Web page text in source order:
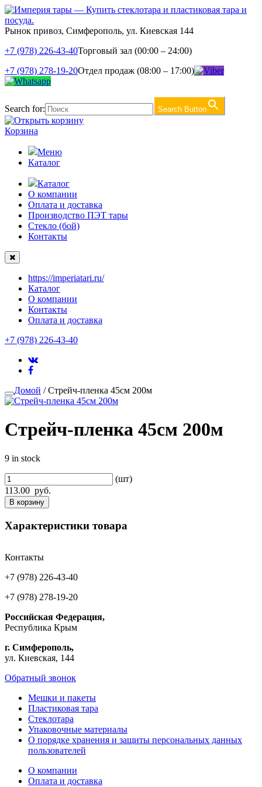
Рынок привоз, Симферополь, ул. Киевская 144
+7 (978) 226-43-40Торговый зал (00:00 – 24:00)
+7 (978) 278-19-20Отдел продаж (08:00 – 17:00)
Search for: Search Button
Корзина
Меню
Каталог
Каталог
О компании
Оплата и доставка
Производство ПЭТ тары
Стекло (бой)
Контакты
https://imperiatari.ru/
Каталог
О компании
Контакты
Оплата и доставка
+7 (978) 226-43-40
Домой / Стрейч-пленка 45см 200м
Стрейч-пленка 45см 200м
9 in stock
(шт)
113.00 руб.
В корзину
Характеристики товара
Контакты
+7 (978) 226-43-40
+7 (978) 278-19-20
Российская Федерация,
Республика Крым
г. Симферополь,
ул. Киевская, 144
Обратный звонок
Мешки и пакеты
Пластиковая тара
Стеклотара
Упаковочные материалы
О порядке хранения и защиты персональных данных
пользователей
О компании
Оплата и доставка